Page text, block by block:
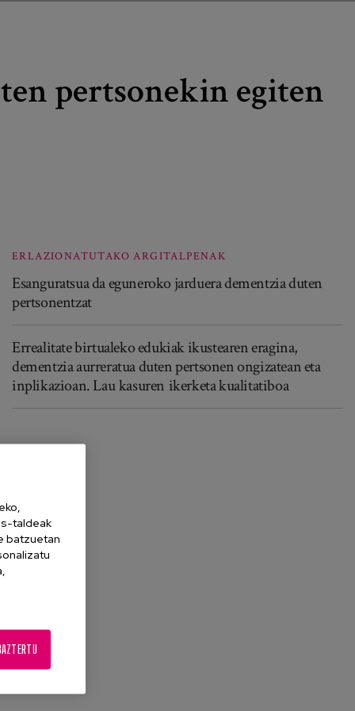
pertsonekin egiten
ERLAZIONATUTAKO ARGITALPENAK
Esanguratsua da eguneroko jarduera dementzia duten
pertsonentzat
Errealitate birtualeko edukiak ikustearen eragina,
dementzia aurreratua duten pertsonen ongizatean eta
inplikazioan. Lau kasuren ikerketa kualitatiboa
taldeak
batzuetan